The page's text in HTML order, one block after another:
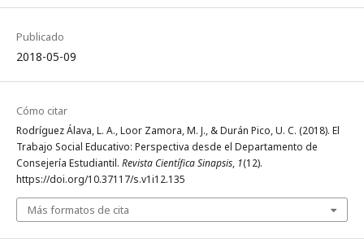
Publicado
2018-05-09
Cómo citar
Rodríguez Álava, L. A., Loor Zamora, M. J., & Durán Pico, U. C. (2018). El
Trabajo Social Educativo: Perspectiva desde el Departamento de
Consejería Estudiantil. Revista Científica Sinapsis, 1(12).
https://doi.org/10.37117/s.v1i12.135
Más formatos de cita